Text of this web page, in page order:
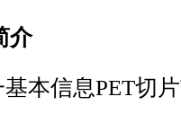
介
息PET切片